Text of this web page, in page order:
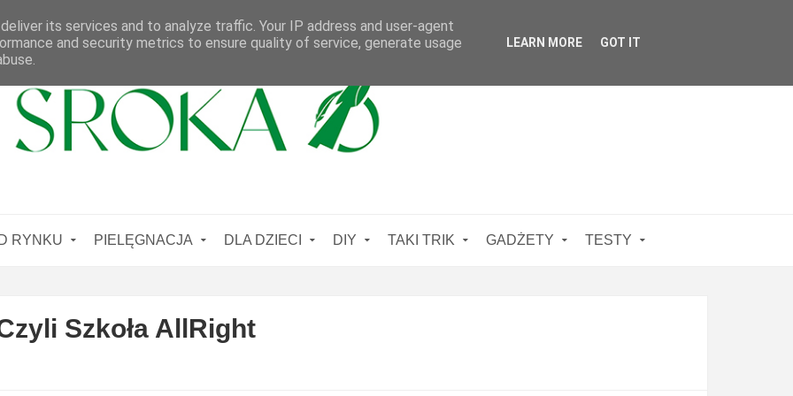
RYNKU PIELĘGNACJA DLA DZIECI DIY TAKI TRIK GADŻETY TESTY
Szkoła AllRight
its services and to analyze traffic. Your IP address and user-agent
and security metrics to ensure quality of service, generate usage
LEARN MORE GOT IT